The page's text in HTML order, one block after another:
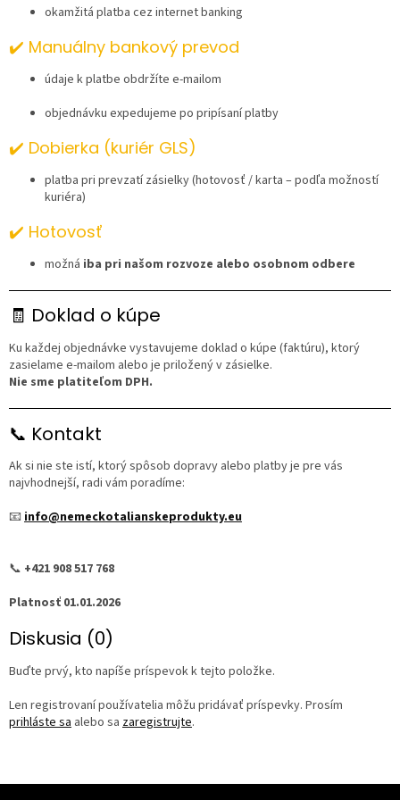
okamžitá platba cez internet banking
✔️ Manuálny bankový prevod
údaje k platbe obdržíte e-mailom
objednávku expedujeme po pripísaní platby
✔️ Dobierka (kuriér GLS)
platba pri prevzatí zásielky (hotovosť / karta – podľa možností
kuriéra)
✔️ Hotovosť
možná iba pri našom rozvoze alebo osobnom odbere
🧾 Doklad o kúpe
Ku každej objednávke vystavujeme doklad o kúpe (faktúru), ktorý
zasielame e-mailom alebo je priložený v zásielke.
Nie sme platiteľom DPH.
📞 Kontakt
Ak si nie ste istí, ktorý spôsob dopravy alebo platby je pre vás
najvhodnejší, radi vám poradíme:
📧 info@nemeckotalianskeprodukty.eu
📞 +421 908 517 768
Platnosť 01.01.2026
Diskusia (0)
Buďte prvý, kto napíše príspevok k tejto položke.
Len registrovaní používatelia môžu pridávať príspevky. Prosím
prihláste sa alebo sa zaregistrujte.
Z